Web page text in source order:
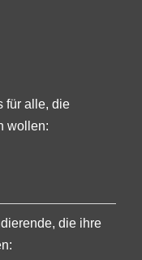
für alle, die
wollen:
die ihre